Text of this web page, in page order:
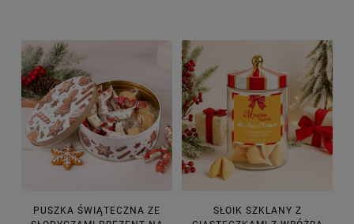
PUSZKA ŚWIĄTECZNA ZE
SŁOIK SZKLANY Z